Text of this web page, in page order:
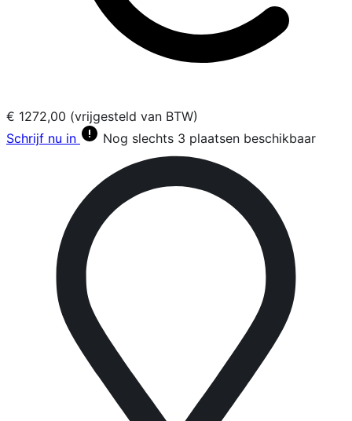
€ 1272,00 (vrijgesteld van BTW)
Schrijf nu in
Nog slechts 3 plaatsen beschikbaar